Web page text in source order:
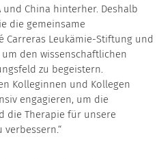
China hinterher. Deshalb
die gemeinsame
Carreras Leukämie-Stiftung und
um den wissenschaftlichen
zu begeistern.
Kolleginnen und Kollegen
engagieren, um die
die Therapie für unsere